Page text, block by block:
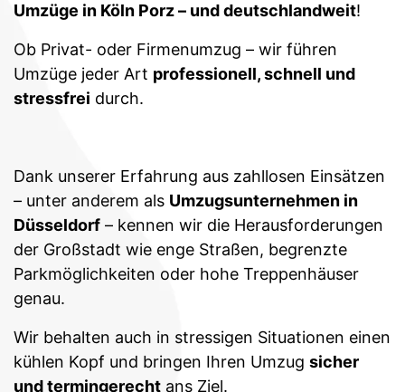
Umzüge in Köln Porz – und deutschlandweit!
Ob Privat- oder Firmenumzug – wir führen
Umzüge jeder Art professionell, schnell und
stressfrei durch.
Dank unserer Erfahrung aus zahllosen Einsätzen
– unter anderem als Umzugsunternehmen in
Düsseldorf – kennen wir die Herausforderungen
der Großstadt wie enge Straßen, begrenzte
Parkmöglichkeiten oder hohe Treppenhäuser
genau.
Wir behalten auch in stressigen Situationen einen
kühlen Kopf und bringen Ihren Umzug sicher
und termingerecht ans Ziel.